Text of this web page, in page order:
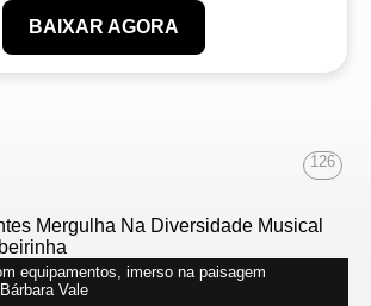
BAIXAR AGORA
126
equipamentos, imerso na paisagem
Vale